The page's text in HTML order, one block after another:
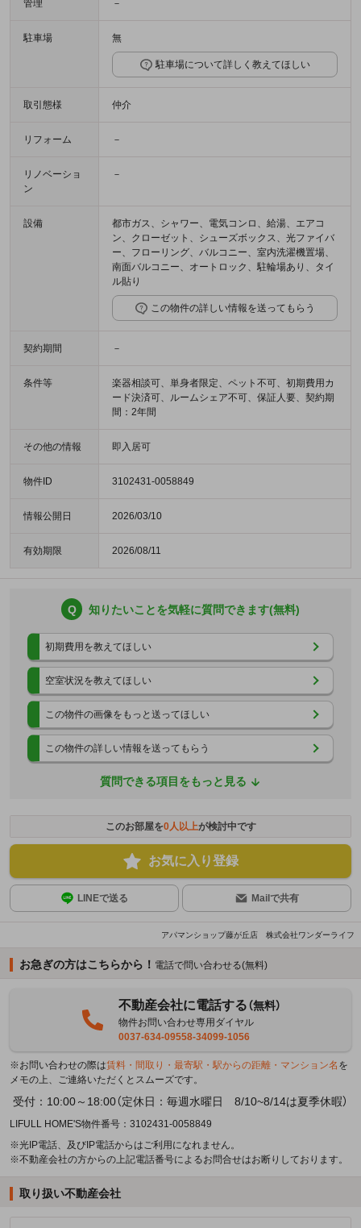
管理 －
駐車場 無
駐車場について詳しく教えてほしい
取引態様 仲介
リフォーム －
リノベーショ
ン
－
設備
都市ガス、シャワー、電気コンロ、給湯、エアコ
ン、クローゼット、シューズボックス、光ファイバ
ー、フローリング、バルコニー、室内洗濯機置場、
南面バルコニー、オートロック、駐輪場あり、タイ
ル貼り
この物件の詳しい情報を送ってもらう
契約期間 －
条件等
楽器相談可、単身者限定、ペット不可、初期費用カ
ード決済可、ルームシェア不可、保証人要、契約期
間：2年間
その他の情報 即入居可
物件ID 3102431-0058849
情報公開日 2026/03/10
有効期限 2026/08/11
Q 知りたいことを気軽に質問できます(無料)
初期費用を教えてほしい
空室状況を教えてほしい
この物件の画像をもっと送ってほしい
この物件の詳しい情報を送ってもらう
質問できる項目をもっと見る
このお部屋を0人以上が検討中です
お気に入り登録
LINEで送る Mailで共有
アパマンショップ藤が丘店 株式会社ワンダーライフ
お急ぎの方はこちらから！ 電話で問い合わせる(無料)
不動産会社に電話する（無料）
物件お問い合わせ専用ダイヤル
0037-634-09558-34099-1056
※お問い合わせの際は賃料・間取り・最寄駅・駅からの距離・マンション名 を
メモの上、ご連絡いただくとスムーズです。
受付：10:00～18:00（定休日：毎週水曜日 8/10~8/14は夏季休暇）
LIFULL HOME'S物件番号：3102431-0058849
※光IP電話、及びIP電話からはご利用になれません。
※不動産会社の方からの上記電話番号によるお問合せはお断りしております。
取り扱い不動産会社